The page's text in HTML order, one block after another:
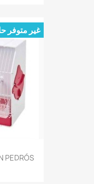
PEDRÓS
غير متوفر